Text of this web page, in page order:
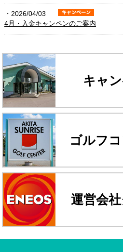
・2026/04/03
4月・入金キャンペンのご案内
キャ
ゴルフ
運営会